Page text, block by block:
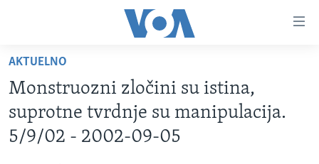
glavni
sadržaj
na
glavnu
FOTOGRAFIJE DANA
AKTUELNO
Monstruozni zločini su istina,
suprotne tvrdnje su manipulacija.
5/9/02 - 2002-09-05